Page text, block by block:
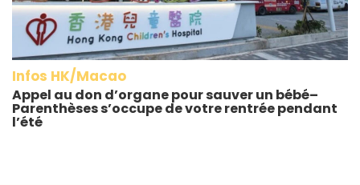
Infos HK/Macao
Appel au don d’organe pour sauver un bébé–
Parenthèses s’occupe de votre rentrée pendant
l’été